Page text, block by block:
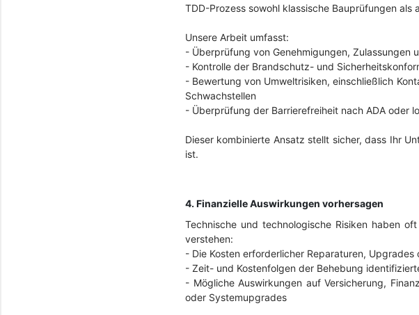
TDD-Prozess sowohl klassische Bauprüfungen
Unsere Arbeit umfasst:
- Überprüfung von Genehmigungen, Zulassungen
- Kontrolle der Brandschutz- und
- Bewertung von Umweltrisiken, einschließlich
Schwachstellen
- Überprüfung der Barrierefreiheit nach ADA oder
Dieser kombinierte Ansatz stellt sicher, dass Ihr
ist.
4. Finanzielle Auswirkungen vorhersagen
Technische und technologische Risiken haben
verstehen:
- Die Kosten erforderlicher Reparaturen,
- Zeit- und Kostenfolgen der Behebung
- Mögliche Auswirkungen auf Versicherung,
oder Systemupgrades